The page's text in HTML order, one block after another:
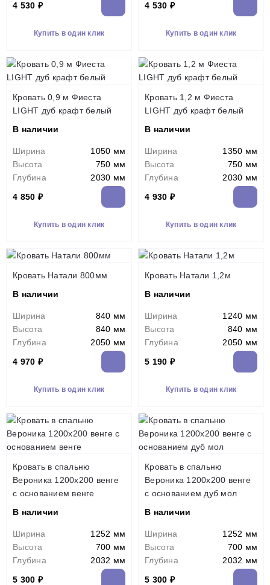
4 530 ₽
Купить в один клик
4 530 ₽
Купить в один клик
Кровать 0,9 м Фиеста
LIGHT дуб крафт белый
В наличии
Ширина
1050 мм
Высота
750 мм
Глубина
2030 мм
4 850 ₽
Купить в один клик
Кровать 1,2 м Фиеста
LIGHT дуб крафт белый
В наличии
Ширина
1350 мм
Высота
750 мм
Глубина
2030 мм
4 930 ₽
Купить в один клик
Кровать Натали 800мм
В наличии
Ширина
840 мм
Высота
840 мм
Глубина
2050 мм
4 970 ₽
Купить в один клик
Кровать Натали 1,2м
В наличии
Ширина
1240 мм
Высота
840 мм
Глубина
2050 мм
5 190 ₽
Купить в один клик
Кровать в спальню
Вероника 1200х200 венге
с основанием венге
В наличии
Ширина
1252 мм
Высота
700 мм
Глубина
2032 мм
5 300 ₽
Кровать в спальню
Вероника 1200х200 венге
с основанием дуб мол
В наличии
Ширина
1252 мм
Высота
700 мм
Глубина
2032 мм
5 300 ₽